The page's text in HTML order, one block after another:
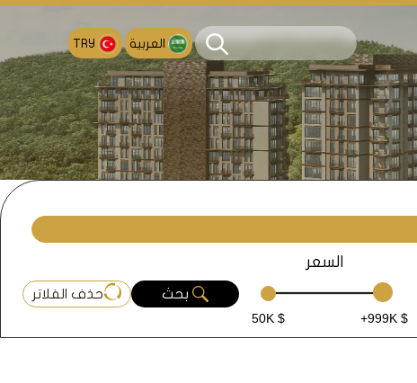
العربية TRY
السعر
50K $ +999K $
بحث حذف الفلاتر